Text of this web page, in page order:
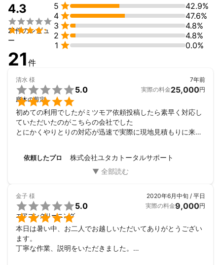
マンションの高圧洗浄工事からスタートし、色々な方々との出会
いを経て、昨年度よりリフォームや解体業・便利屋業と幅を広げ
アピールポイント
建設業、解体業、便利屋と積み上げてきた経験を活かして、お客
様のお困り事を解決する為に最善を尽くします！
4.3


21件のレビュ
ー
5 
42.9%
4 
47.6%
3 
4.8%
2 
4.8%
1  0.0%
21 件
清水 様


5.0
庭木の剪定
7年前
実際の料金25,000円
初めての利用でしたがミツモア依頼投稿したら素早く対応し
ていただいたのがこちらの会社でした
とにかくやりとりの対応が迅速で実際に現地見積もりに来て
施工当日も詳細な時間教えてくださりこちらも助かりました
とにかく対応が早く仕事も丁寧でパーフェクトで
かり
機械なども持っていないため
今迄にも多数同じ仕事されてるとのことで
その時の施工写真も添付してくださったので
とても参考になりました
こちらの近くでたまたま仕事していたらしく
依頼したプロ 株式会社ユタカトータルサポート
金子 様


5.0
エアコンクリーニング
2020年6月中旬 / 平日
実際の料金9,000円
本日は暑い中、お二人でお越しいただいてありがとうござい
ます。
丁寧な作業、説明をいただきました。